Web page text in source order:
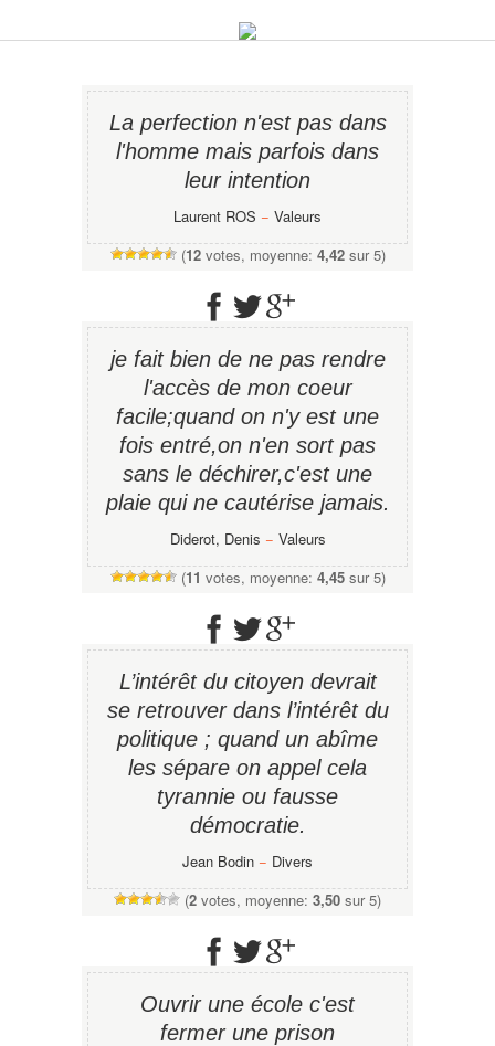
La perfection n'est pas dans
l'homme mais parfois dans
leur intention
Laurent ROS − Valeurs
(12votes, moyenne: 4,42sur 5)
je fait bien de ne pas rendre
l'accès de mon coeur
facile;quand on n'y est une
fois entré,on n'en sort pas
sans le déchirer,c'est une
plaie qui ne cautérise jamais.
Diderot, Denis − Valeurs
(11 votes, moyenne: 4,45sur 5)
L’intérêt du citoyen devrait
se retrouver dans l’intérêt du
politique ; quand un abîme
les sépare on appel cela
tyrannie ou fausse
démocratie.
Jean Bodin − Divers
(2 votes, moyenne: 3,50 sur 5)
Ouvrir une école c'est
fermer une prison